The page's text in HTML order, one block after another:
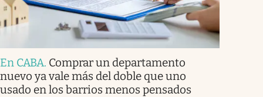
En CABA. Comprar un departamento
nuevo ya vale más del doble que uno
usado en los barrios menos pensados